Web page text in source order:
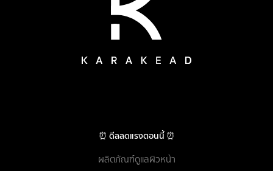
⏰ ดีลลดแรงตอนนี้ ⏰
ผลิตภัณฑ์ดูแลผิวหน้า